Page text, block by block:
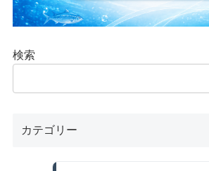
検索
カテゴリー